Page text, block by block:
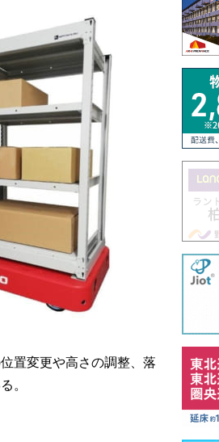
置変更や高さの調整、落
。